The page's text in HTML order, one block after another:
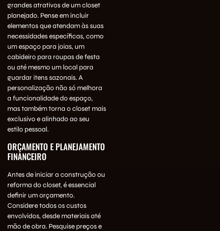
grandes atrativos de um closet
planejado. Pense em incluir
elementos que atendam às suas
necessidades específicas, como
um espaço para joias, um
cabideiro para roupas de festa
ou até mesmo um local para
guardar itens sazonais. A
personalização não só melhora
a funcionalidade do espaço,
mas também torna o closet mais
exclusivo e alinhado ao seu
estilo pessoal.
ORÇAMENTO E PLANEJAMENTO
FINANCEIRO
Antes de iniciar a construção ou
reforma do closet, é essencial
definir um orçamento.
Considere todos os custos
envolvidos, desde materiais até
mão de obra. Pesquise preços e